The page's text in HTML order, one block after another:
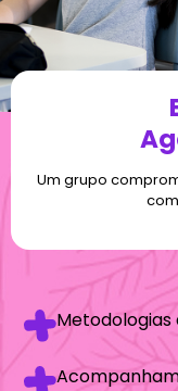
Metodologias
Um grupo